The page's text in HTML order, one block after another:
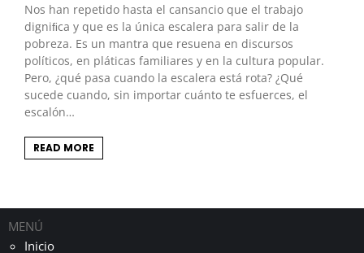
Nos han repetido hasta el cansancio que el trabajo
digniﬁca y que es la única escalera para salir de la
pobreza. Es un mantra que resuena en discursos
políticos, en pláticas familiares y en la cultura popular.
Pero, ¿qué pasa cuando la escalera está rota? ¿Qué
sucede cuando, sin importar cuánto te esfuerces, el
escalón…
READ MORE
MENÚ
Inicio